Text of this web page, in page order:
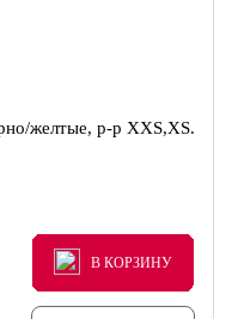
желтые, р-р XXS,XS.
В КОРЗИНУ
В КОРЗИНУ
В КОРЗИНУ